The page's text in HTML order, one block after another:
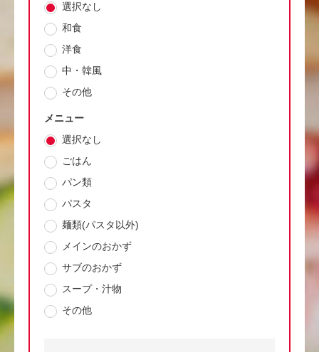
選択なし
和食
洋食
中・韓風
その他
メニュー
選択なし
ごはん
パン類
パスタ
麺類(パスタ以外)
メインのおかず
サブのおかず
スープ・汁物
その他